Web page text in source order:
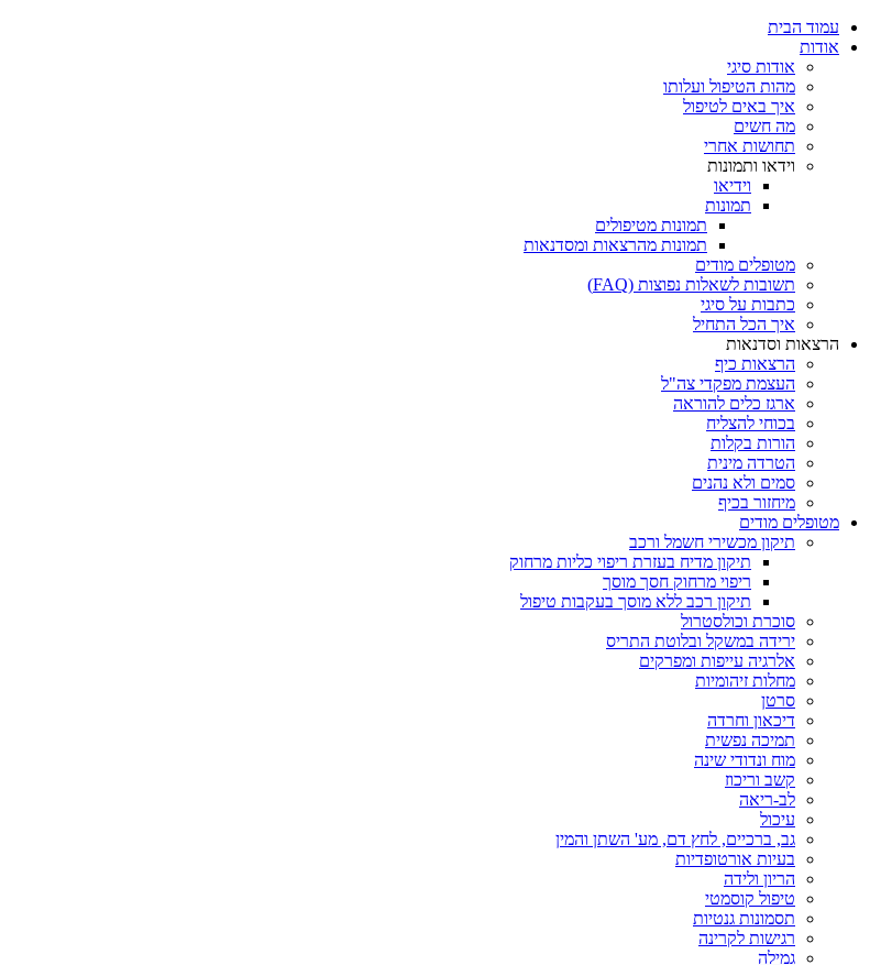
עמוד הבית
אודות
אודות סיגי
מהות הטיפול ועלותו
איך באים לטיפול
מה חשים
תחושות אחרי
וידאו ותמונות
וידיאו
תמונות
תמונות מטיפולים
תמונות מהרצאות ומסדנאות
מטופלים מודים
תשובות לשאלות נפוצות (FAQ)
כתבות על סיגי
איך הכל התחיל
הרצאות וסדנאות
הרצאות כיף
העצמת מפקדי צה"ל
ארגז כלים להוראה
בכוחי להצליח
הורות בקלות
הטרדה מינית
סמים ולא נהנים
מיחזור בכיף
מטופלים מודים
תיקון מכשירי חשמל ורכב
תיקון מדיח בעזרת ריפוי כליות מרחוק
ריפוי מרחוק חסך מוסך
תיקון רכב ללא מוסך בעקבות טיפול
סוכרת וכולסטרול
ירידה במשקל ובלוטת התריס
אלרגיה עייפות ומפרקים
מחלות זיהומיות
סרטן
דיכאון וחרדה
תמיכה נפשית
מוח ונדודי שינה
קשב וריכוז
לב-ריאה
עיכול
גב, ברכיים, לחץ דם, מע' השתן והמין
בעיות אורטופדיות
הריון ולידה
טיפול קוסמטי
תסמונות גנטיות
רגישות לקרינה
גמילה